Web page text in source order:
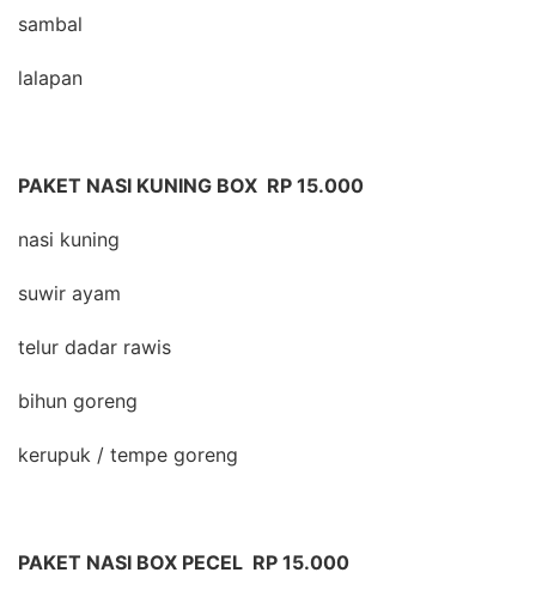
sambal
lalapan
PAKET NASI KUNING BOX RP 15.000
nasi kuning
suwir ayam
telur dadar rawis
bihun goreng
kerupuk / tempe goreng
PAKET NASI BOX PECEL RP 15.000